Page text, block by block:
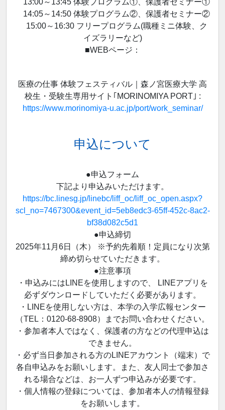
14:05～14:50 体験プログラム②、保護者セミナー②
15:00～16:30 フリープログラム(職種ミニ体験、ク
イズラリーなど)
■WEBページ：
医療の仕事 体験フェスティバル｜森ノ宮医療大学 高
校生・受験生専用サイト｢MORINOMIYA PORT｣ :
https://www.morinomiya-u.ac.jp/port/work_seminar/
申込について
●申込フォーム
下記より申込みいただけます。
https://bc.linesg.jp/linebc/liff_oc/liff_oc_open.aspx?
scl_no=7467300&event_id=5eb8edc3-65ff-452c-8ac2-
bf38d082c5d1
●申込締切
2025年11月6日（木） ※予約先着順！定員になり次第
締め切らせていただきます。
●注意事項
・申込みにはLINEを使用しますので、 LINEアプリを
必ずダウンロードしていただく必要があります。
・LINEを使用しない方は、本学の入学広報センター
（TEL：0120-68-8908）までお問い合わせください。
・参加者本人ではなく、保護者の方などの代理申込は
できません。
・必ず当日参加される方のLINEアカウント（端末）で
各自申込みをお願いします。また、友人同士で参加さ
れる場合などは、お一人ずつ申込みが必要です。
・個人情報の登録については、参加者本人の情報登録
をお願いします。